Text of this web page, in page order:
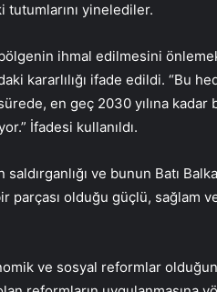
tutumlarını yinelediler.
ihmal edilmesini
kararlılığı ifade edildi. “Bu
en geç 2030 yılına kadar
İfadesi kullanıldı.
ve bunun Batı
parçası olduğu güçlü, sağlam
ve sosyal reformlar